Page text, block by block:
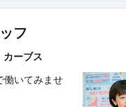
フ
カーブス
働いてみませ